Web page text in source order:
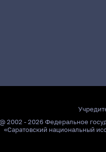
2002 - 2026 Федеральное
«Саратовский национальный